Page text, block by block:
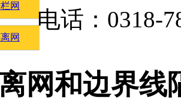
网
网
网和边界线
电话：0318-